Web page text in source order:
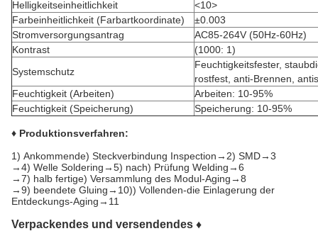
Helligkeitseinheitlichkeit
<10>
Farbeinheitlichkeit (Farbartkoordinate)
±0.003
Stromversorgungsantrag
AC85-264V (50Hz-60Hz)
Kontrast
(1000: 1)
Systemschutz
Feuchtigkeitsfester,
rostfest, anti-Brennen,
Feuchtigkeit (Arbeiten)
Arbeiten: 10-95%
Feuchtigkeit (Speicherung)
Speicherung: 10-95%
♦ Produktionsverfahren:
1) Ankommende) Steckverbindung Inspection→2) SMD→3
→4) Welle Soldering→5) nach) Prüfung Welding→6
→7) halb fertige) Versammlung des Modul-Aging→8
→9) beendete Gluing→10)) Vollenden-die Einlagerung der
Entdeckungs-Aging→11
Verpackendes und versendendes ♦